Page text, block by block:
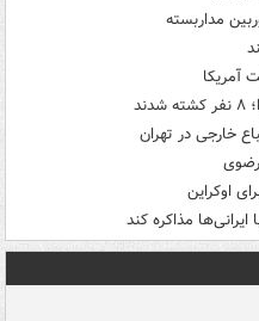
خارجی در تهران
رضوی
اوکراین
مذاکره کند